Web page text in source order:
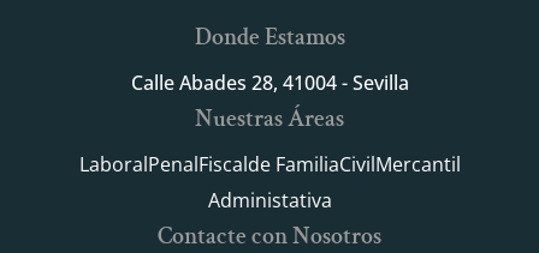
Donde Estamos
Calle Abades 28, 41004 - Sevilla
Nuestras Áreas
LaboralPenalFiscalde FamiliaCivilMercantil
Administativa
Contacte con Nosotros